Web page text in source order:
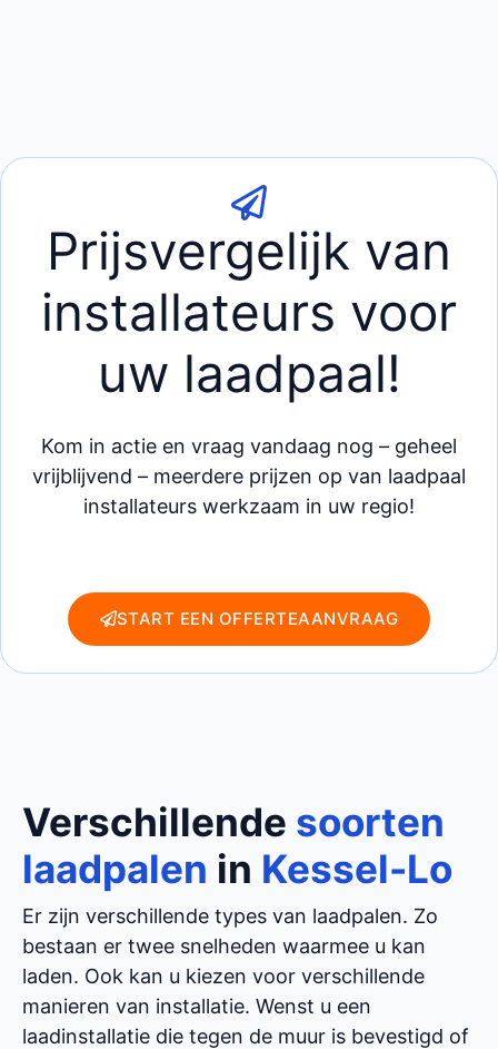
Prijsvergelijk van
installateurs voor
uw laadpaal!
Kom in actie en vraag vandaag nog – geheel
vrijblijvend – meerdere prijzen op van laadpaal
installateurs werkzaam in uw regio!
START EEN OFFERTEAANVRAAG
Verschillende soorten
laadpalen in Kessel-Lo
Er zijn verschillende types van laadpalen. Zo
bestaan er twee snelheden waarmee u kan
laden. Ook kan u kiezen voor verschillende
manieren van installatie. Wenst u een
laadinstallatie die tegen de muur is bevestigd of